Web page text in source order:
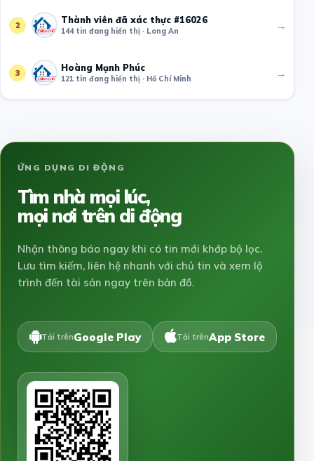
2 Thành viên đã xác thực #16026
144 tin đang hiển thị · Long An →
3 Hoàng Mạnh Phúc
121 tin đang hiển thị · Hồ Chí Minh →
ỨNG DỤNG DI ĐỘNG
Tìm nhà mọi lúc,
mọi nơi trên di động
Nhận thông báo ngay khi có tin mới khớp bộ lọc.
Lưu tìm kiếm, liên hệ nhanh với chủ tin và xem lộ
trình đến tài sản ngay trên bản đồ.
Tải trênGoogle Play Tải trênApp Store